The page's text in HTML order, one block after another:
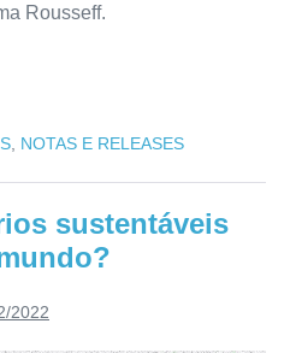
Rousseff.
NOTAS E RELEASES
sustentáveis
2022